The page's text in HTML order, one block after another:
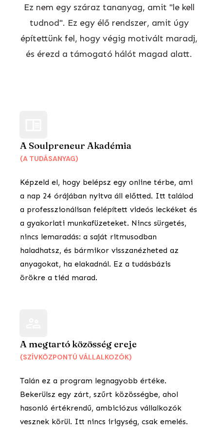
Ez nem egy száraz tananyag, amit "le kell
tudnod". Ez egy élő rendszer, amit úgy
építettünk fel, hogy végig motivált maradj,
és érezd a támogató hálót magad alatt.
A Soulpreneur Akadémia
(A TUDÁSANYAG)
Képzeld el, hogy belépsz egy online térbe, ami
a nap 24 órájában nyitva áll előtted. Itt találod
a professzionálisan felépített videós leckéket és
a gyakorlati munkafüzeteket. Nincs sürgetés,
nincs lemaradás: a saját ritmusodban
haladhatsz, és bármikor visszanézheted az
anyagokat, ha elakadnál. Ez a tudásbázis
örökre a tiéd marad.
A megtartó közösség ereje
(SZÍVKÖZPONTÚ VÁLLALKOZÓK)
Talán ez a program legnagyobb értéke.
Bekerülsz egy zárt, szűrt közösségbe, ahol
hasonló értékrendű, ambiciózus vállalkozók
vesznek körül. Itt nincs irigység, csak emelés.